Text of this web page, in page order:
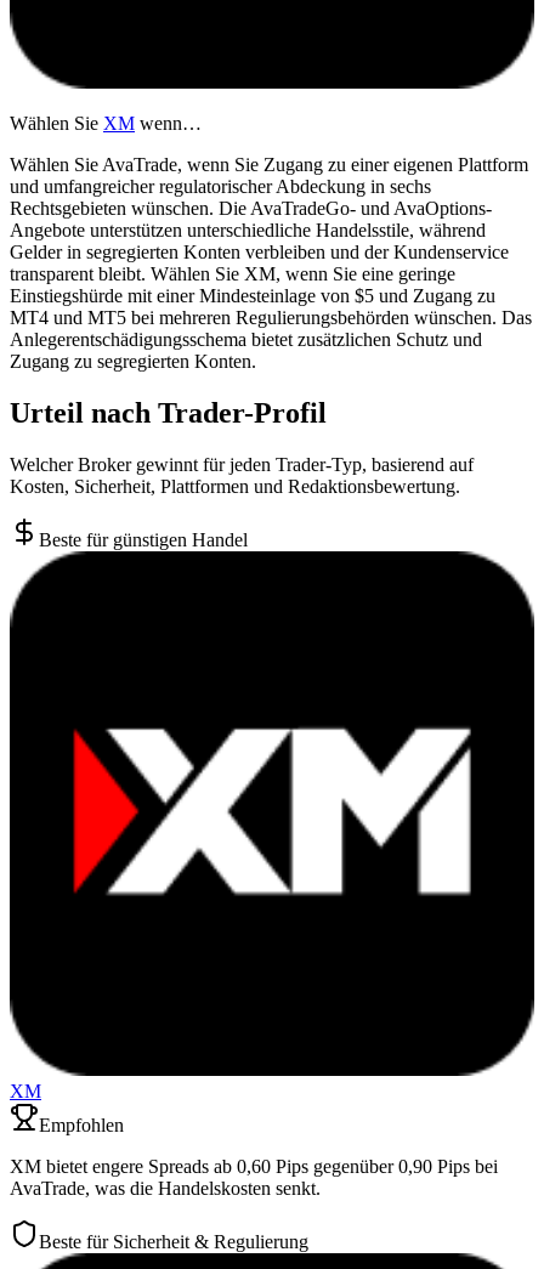
Wählen Sie XM wenn…
Wählen Sie AvaTrade, wenn Sie Zugang zu einer eigenen Plattform
und umfangreicher regulatorischer Abdeckung in sechs
Rechtsgebieten wünschen. Die AvaTradeGo- und AvaOptions-
Angebote unterstützen unterschiedliche Handelsstile, während
Gelder in segregierten Konten verbleiben und der Kundenservice
transparent bleibt. Wählen Sie XM, wenn Sie eine geringe
Einstiegshürde mit einer Mindesteinlage von $5 und Zugang zu
MT4 und MT5 bei mehreren Regulierungsbehörden wünschen. Das
Anlegerentschädigungsschema bietet zusätzlichen Schutz und
Zugang zu segregierten Konten.
Urteil nach Trader-Profil
Welcher Broker gewinnt für jeden Trader-Typ, basierend auf
Kosten, Sicherheit, Plattformen und Redaktionsbewertung.
Beste für günstigen Handel
XM
Empfohlen
XM bietet engere Spreads ab 0,60 Pips gegenüber 0,90 Pips bei
AvaTrade, was die Handelskosten senkt.
Beste für Sicherheit & Regulierung